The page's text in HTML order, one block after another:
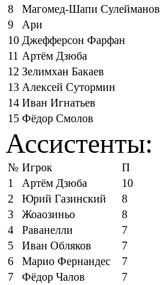
8
Магомед-Шапи Сулейманов
9
Ари
10 Джефферсон Фарфан
11 Артём Дзюба
12 Зелимхан Бакаев
13 Алексей Сутормин
14 Иван Игнатьев
15 Фёдор Смолов
Ассистенты:
№ Игрок
П
1
Артём Дзюба
10
2
Юрий Газинский
8
3
Жоаозиньо
8
4
Раванелли
7
5
Иван Обляков
7
6
Марио Фернандес
7
7
Фёдор Чалов
7